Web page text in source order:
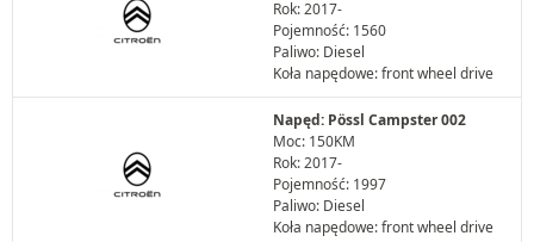
Rok: 2017-
Pojemność: 1560
Paliwo: Diesel
Koła napędowe: front wheel drive
Napęd: Pössl Campster 002
Moc: 150KM
Rok: 2017-
Pojemność: 1997
Paliwo: Diesel
Koła napędowe: front wheel drive